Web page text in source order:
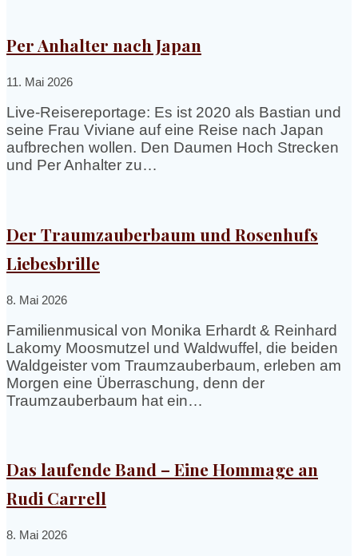
Per Anhalter nach Japan
11. Mai 2026
Live-Reisereportage: Es ist 2020 als Bastian und
seine Frau Viviane auf eine Reise nach Japan
aufbrechen wollen. Den Daumen Hoch Strecken
und Per Anhalter zu…
Der Traumzauberbaum und Rosenhufs
Liebesbrille
8. Mai 2026
Familienmusical von Monika Erhardt & Reinhard
Lakomy Moosmutzel und Waldwuffel, die beiden
Waldgeister vom Traumzauberbaum, erleben am
Morgen eine Überraschung, denn der
Traumzauberbaum hat ein…
Das laufende Band – Eine Hommage an
Rudi Carrell
8. Mai 2026